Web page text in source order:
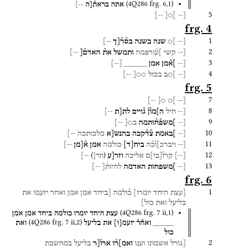
(4Q286 frg. 6,1) אתה בראת֯[ה --]
5
[--
]○[
--]
frg. 4
1
[--
]○ שנה בשנה בס֯ר֯[ך --]
2
[-- קשי ]ע֯ורפמה ותמשל את֯ האדם֯[ --]
3
[-- ]א֯מן אמן --
4
[-- ]○ב בכול ○○[
--]
frg. 5
7
[--
]○
○[
--]
8
[-- חיל ה]מו֯ן֯ ג֯ויים לת[ת --]
9
[-- ]משפ֯ח֯ותמה ב○[ --]
10
[-- ]באמת צ֯ד֯קכה בהנש[א מלכותכה --]
11
[-- ויברכ]ו֯כ֯ה ביח ד כולמה אמן א֯[מן --]
12
-- קרו֯ בי ם אליכה וזר[ע (וזר[ )
--]
13
[-- ]משפחות האדמה להיות֯[ --]
frg. 6
1 [עצת היחד יומרו] כ֯ולמה [ביחד אמן אמן ואחר יזעמו את
בליעל ואת כול]
(4Q286 frg. 7 ii,1) עצת היחד יומרו כולמה ביחד אמן אמן
ואח֯ר֯ יזעמ ו את בליעל (4Q286 frg. 7 ii,2)
ואת
כול
2 [גורל אשמתו וענו ואמ]ר֯ו ארו֯[ר בליעל במחשבת